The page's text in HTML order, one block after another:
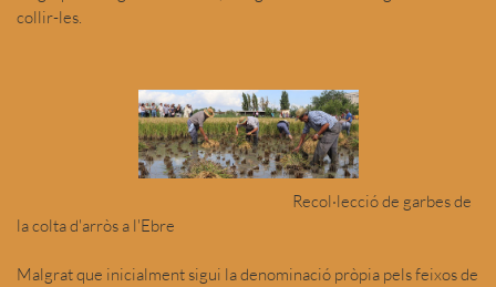
collir-les.
Recol·lecció de garbes de
la colta d'arròs a l'Ebre
Malgrat que inicialment sigui la denominació pròpia pels feixos de